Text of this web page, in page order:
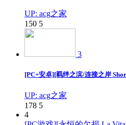
UP: acg之家
150 5
3
[PC+安卓][羁绊之滨/连接之岸
UP: acg之家
178 5
4